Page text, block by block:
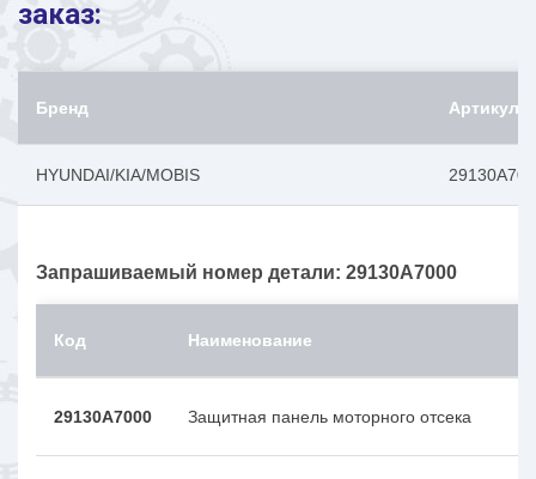
заказ:
Бренд Артикул
HYUNDAI/KIA/MOBIS
Запрашиваемый номер детали: 29130A7000
Код Наименование
29130A7000 Зaщитнaя пaнeль мoтopнoгo oтceкa